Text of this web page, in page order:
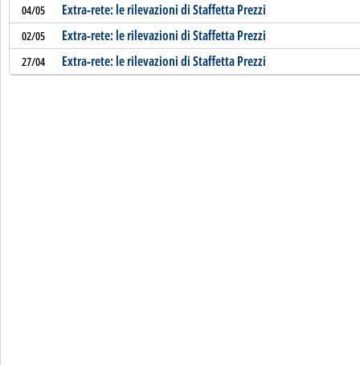
04/05 Extra-rete: le rilevazioni di Staffetta Prezzi
02/05 Extra-rete: le rilevazioni di Staffetta Prezzi
27/04 Extra-rete: le rilevazioni di Staffetta Prezzi